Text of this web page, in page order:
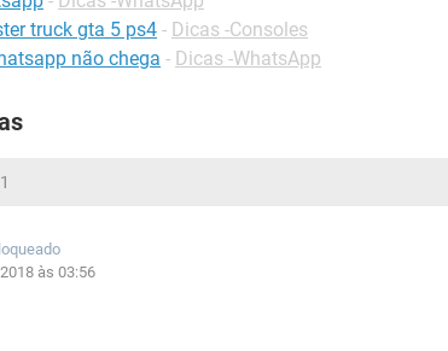
truck gta 5 ps4 - Dicas -Consoles
não chega - Dicas -WhatsApp
às 03:56